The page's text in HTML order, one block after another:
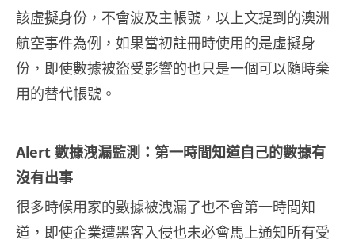
該虛擬身份，不會波及主帳號，以上文提到的澳洲
航空事件為例，如果當初註冊時使用的是虛擬身
份，即使數據被盜受影響的也只是一個可以隨時棄
用的替代帳號。
Alert 數據洩漏監測：第一時間知道自己的數據有
沒有出事
很多時候用家的數據被洩漏了也不會第一時間知
道，即使企業遭黑客入侵也未必會馬上通知所有受